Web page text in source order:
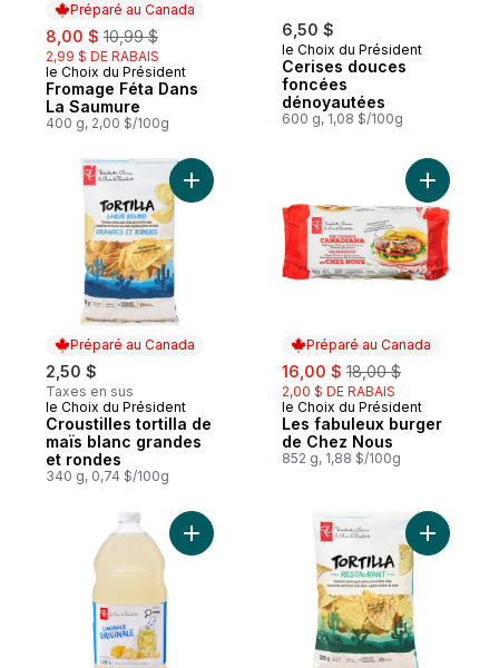
Préparé au Canada
sale:
8,00 $ , formerly:
10,99 $
2,99 $ DE RABAIS
Préparé au Canada
le Choix du Président
Fromage Féta Dans
La Saumure
400 g, 2,00 $/100g
6,50 $
le Choix du Président
Cerises douces
foncées
dénoyautées
600 g, 1,08 $/100g
Préparé au Canada
2,50 $
Taxes en sus
Préparé au Canada
le Choix du Président
Croustilles tortilla de
maïs blanc grandes
et rondes
340 g, 0,74 $/100g
Préparé au Canada
sale:
16,00 $ , formerly:
18,00 $
2,00 $ DE RABAIS
Préparé au Canada
le Choix du Président
Les fabuleux burger
de Chez Nous
852 g, 1,88 $/100g
Ajouter
Ajouter Limonade originale au panierAjouter